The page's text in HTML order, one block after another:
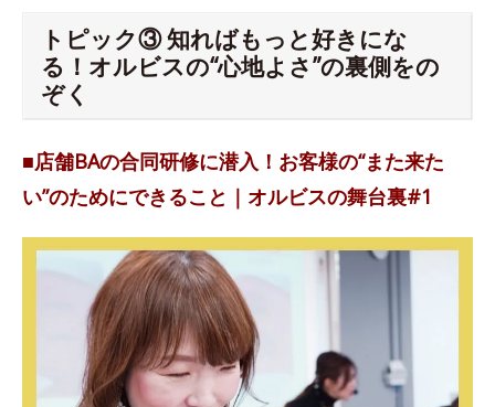
トピック③ 知ればもっと好きにな
る！オルビスの“心地よさ”の裏側をの
ぞく
■店舗BAの合同研修に潜入！お客様の“また来た
い”のためにできること｜オルビスの舞台裏#1